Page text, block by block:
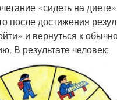
«сидеть на диете»
после достижения
и вернуться к
В результате человек: